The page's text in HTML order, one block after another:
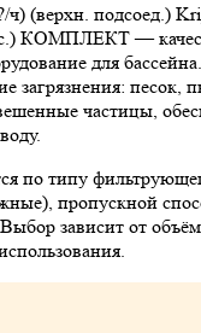
ч) (верхн. подсоед.)
КОМПЛЕКТ —
для
загрязнения: песок,
частицы,
по типу
пропускной
зависит от